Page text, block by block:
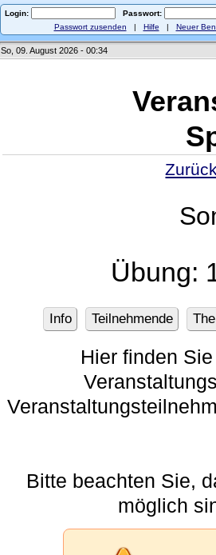
Login:
Passwort:
Passwort zusenden | Hilfe | Neuer
So, 09. August 2026 - 00:34
Übung:
Info Teilnehmende
Hier finden
Bitte beachten Sie,
möglich